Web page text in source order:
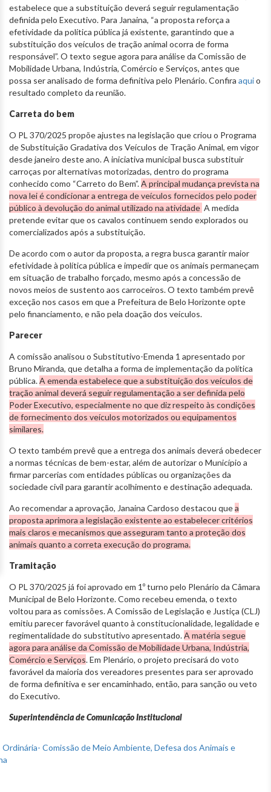
estabelece que a substituição deverá seguir regulamentação
definida pelo Executivo. Para Janaina, “a proposta reforça a
efetividade da política pública já existente, garantindo que a
substituição dos veículos de tração animal ocorra de forma
responsável”. O texto segue agora para análise da Comissão de
Mobilidade Urbana, Indústria, Comércio e Serviços, antes que
possa ser analisado de forma definitiva pelo Plenário. Confira aquio
resultado completo da reunião.
Carreta do bem
O PL 370/2025 propõe ajustes na legislação que criou o Programa
de Substituição Gradativa dos Veículos de Tração Animal, em vigor
desde janeiro deste ano. A iniciativa municipal busca substituir
carroças por alternativas motorizadas, dentro do programa
conhecido como “Carreto do Bem”.A principal mudança prevista na
nova lei é condicionar a entrega de veículos fornecidos pelo poder
público à devolução do animal utilizado na atividade A medida
pretende evitar que os cavalos continuem sendo explorados ou
comercializados após a substituição.
De acordo com o autor da proposta, a regra busca garantir maior
efetividade à política pública e impedir que os animais permaneçam
em situação de trabalho forçado, mesmo após a concessão de
novos meios de sustento aos carroceiros. O texto também prevê
exceção nos casos em que a Prefeitura de Belo Horizonte opte
pelo financiamento, e não pela doação dos veículos.
Parecer
A comissão analisou o Substitutivo-Emenda 1 apresentado por
Bruno Miranda, que detalha a forma de implementação da política
pública.A emenda estabelece que a substituição dos veículos de
tração animal deverá seguir regulamentação a ser definida pelo
Poder Executivo, especialmente no que diz respeito às condições
de fornecimento dos veículos motorizados ou equipamentos
similares.
O texto também prevê que a entrega dos animais deverá obedecer
a normas técnicas de bem-estar, além de autorizar o Município a
firmar parcerias com entidades públicas ou organizações da
sociedade civil para garantir acolhimento e destinação adequada.
Ao recomendar a aprovação, Janaina Cardoso destacou quea
proposta aprimora a legislação existente ao estabelecer critérios
mais claros e mecanismos que asseguram tanto a proteção dos
animais quanto a correta execução do programa.
Tramitação
O PL 370/2025 já foi aprovado em 1º turno pelo Plenário da Câmara
Municipal de Belo Horizonte. Como recebeu emenda, o texto
voltou para as comissões. A Comissão de Legislação e Justiça (CLJ)
emitiu parecer favorável quanto à constitucionalidade, legalidade e
regimentalidade do substitutivo apresentado.A matéria segue
agora para análise da Comissão de Mobilidade Urbana, Indústria,
Comércio e Serviços. Em Plenário, o projeto precisará do voto
favorável da maioria dos vereadores presentes para ser aprovado
de forma definitiva e ser encaminhado, então, para sanção ou veto
do Executivo.
Superintendência de Comunicação Institucional